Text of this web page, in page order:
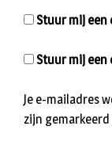
Je e-mailadres
zijn
Stuur mij een
Stuur mij een